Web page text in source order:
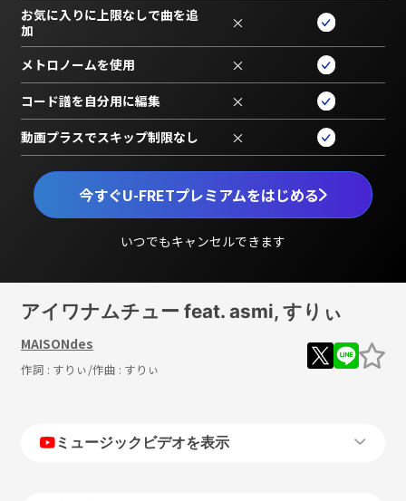
今すぐU-FRETプレミアムをはじめる
いつでもキャンセルできます
お気に入りに上限なしで曲を追
加
×
メトロノームを使用 ×
コード譜を自分用に編集 ×
動画プラスでスキップ制限なし ×
アイワナムチュー feat. asmi, すりぃ
MAISONdes
作詞 : すりぃ/作曲 : すりぃ
ミュージックビデオを表示